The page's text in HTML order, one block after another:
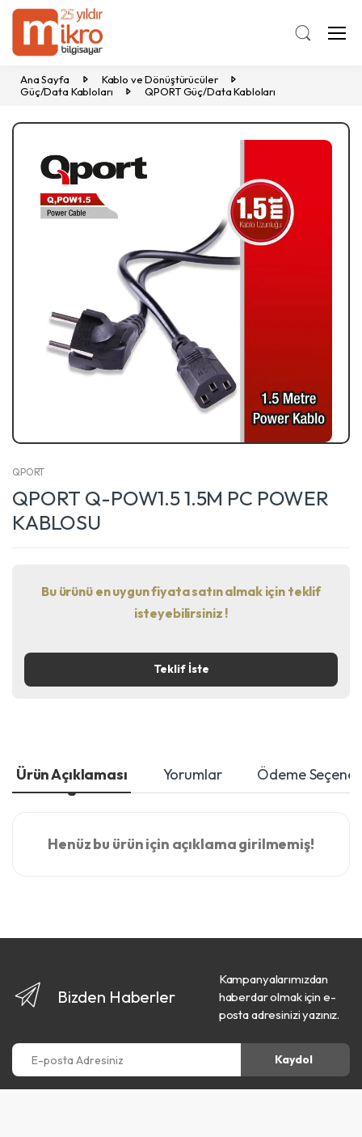
Ana Sayfa
Kablo ve Dönüştürücüler
Güç/Data Kabloları
QPORT Güç/Data Kabloları
QPORT
QPORT Q-POW1.5 1.5M PC POWER
KABLOSU
Bu ürünü en uygun fiyata satın almak için teklif
isteyebilirsiniz !
Teklif İste
Ürün Açıklaması Yorumlar Ödeme
Henüz bu ürün için açıklama girilmemiş!
Bizden Haberler
Kampanyalarımızdan
haberdar olmak için e-
posta adresinizi yazınız.
E-posta Adresiniz
Kaydol